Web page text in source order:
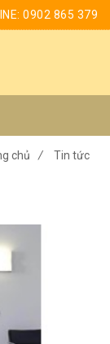
0902 865 379
chủ / Tin tức